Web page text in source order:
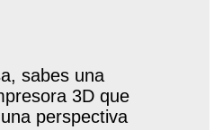
sabes una
3D que
perspectiva